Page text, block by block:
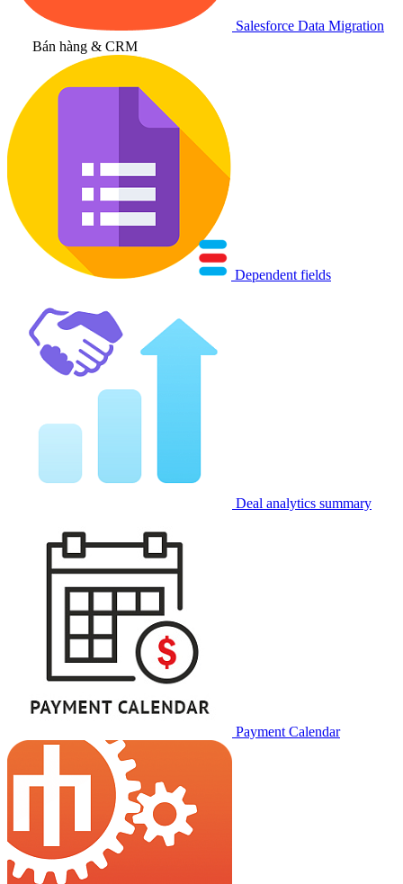
Salesforce Data Migration
Bán hàng & CRM
Dependent fields
Deal analytics summary
Payment Calendar